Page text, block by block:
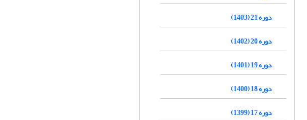
دوره 21 (1403)
دوره 20 (1402)
دوره 19 (1401)
دوره 18 (1400)
دوره 17 (1399)